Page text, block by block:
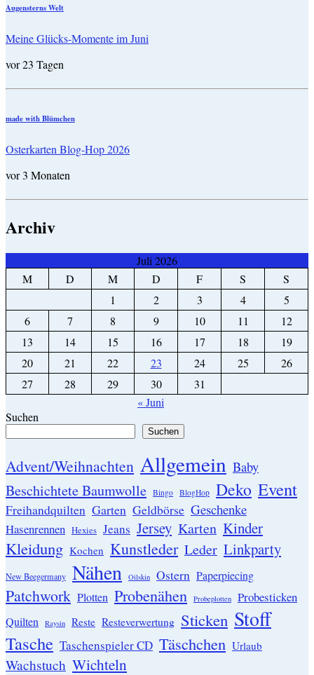
Augensterns Welt
Meine Glücks-Momente im Juni
vor 23 Tagen
made with Blümchen
Osterkarten Blog-Hop 2026
vor 3 Monaten
Archiv
Juli 2026
M
D M D F S
S
1
2 3 4
5
6
7 8 9 10 11
12
13
14 15 16 17 18
19
20
21 22 23 24 25
26
27
28 29 30
31
« Juni
Suchen
Suchen
Advent/Weihnachten Allgemein Baby
Beschichtete Baumwolle Bingo BlogHop Deko Event
Freihandquilten Garten Geldbörse Geschenke
Hasenrennen Hexies Jeans Jersey Karten Kinder
Kleidung Kochen Kunstleder Leder Linkparty
New Beegermany Nähen Oilskin Ostern Paperpiecing
Patchwork Plotten Probenähen Probeplotten Probesticken
Quilten Raysin Reste Resteverwertung Sticken Stoff
Tasche Taschenspieler CD Täschchen Urlaub
Wachstuch Wichteln